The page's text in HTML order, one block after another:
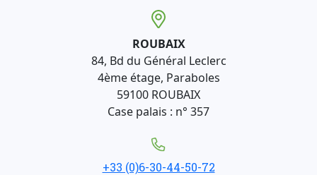
ROUBAIX
84, Bd du Général Leclerc
4ème étage, Paraboles
59100 ROUBAIX
Case palais : n° 357
+33 (0)6-30-44-50-72